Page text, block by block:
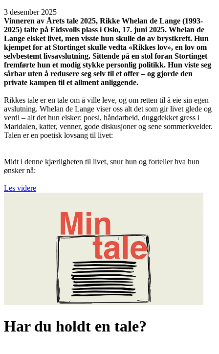
3 desember 2025
Vinneren av Årets tale 2025, Rikke Whelan de Lange (1993-
2025) talte på Eidsvolls plass i Oslo, 17. juni 2025. Whelan de
Lange elsket livet, men visste hun skulle dø av brystkreft. Hun
kjempet for at Stortinget skulle vedta «Rikkes lov», en lov om
selvbestemt livsavslutning. Sittende på en stol foran Stortinget
fremførte hun et modig stykke personlig politikk. Hun viste seg
sårbar uten å redusere seg selv til et offer – og gjorde den
private kampen til et allment anliggende.
Rikkes tale er en tale om å ville leve, og om retten til å eie sin egen
avslutning. Whelan de Lange viser oss alt det som gir livet glede og
verdi – alt det hun elsker: poesi, håndarbeid, duggdekket gress i
Maridalen, katter, venner, gode diskusjoner og sene sommerkvelder.
Talen er en poetisk lovsang til livet:
Midt i denne kjærligheten til livet, snur hun og forteller hva hun
ønsker nå:
Les videre
Har du holdt en tale?